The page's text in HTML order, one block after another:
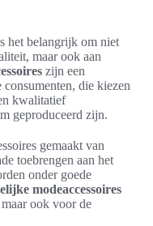
het belangrijk om niet
maar ook aan
zijn een
die kiezen
kwalitatief
geproduceerd zijn.
gemaakt van
toebrengen aan het
onder goede
modeaccessoires
ook voor de